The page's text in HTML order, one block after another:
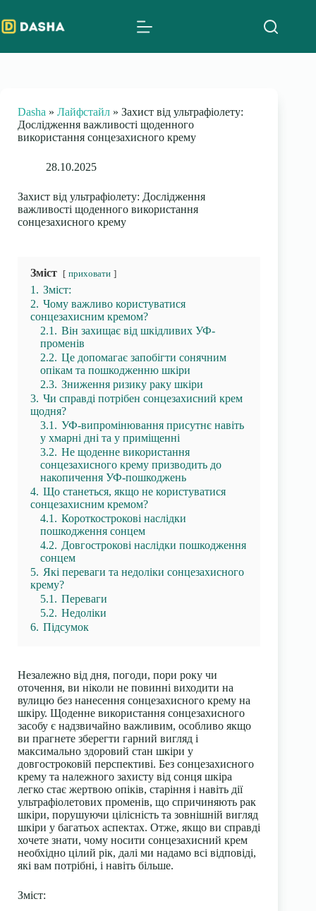
to
content
Dasha » Лайфстайл » Захист від ультрафіолету:
Дослідження важливості щоденного
використання сонцезахисного крему
28.10.2025
Захист від ультрафіолету: Дослідження
важливості щоденного використання
сонцезахисного крему
Зміст приховати
1. Зміст:
2. Чому важливо користуватися
сонцезахисним кремом?
2.1. Він захищає від шкідливих УФ-
променів
2.2. Це допомагає запобігти сонячним
опікам та пошкодженню шкіри
2.3. Зниження ризику раку шкіри
3. Чи справді потрібен сонцезахисний крем
щодня?
3.1. УФ-випромінювання присутнє навіть
у хмарні дні та у приміщенні
3.2. Не щоденне використання
сонцезахисного крему призводить до
накопичення УФ-пошкоджень
4. Що станеться, якщо не користуватися
сонцезахисним кремом?
4.1. Короткострокові наслідки
пошкодження сонцем
4.2. Довгострокові наслідки пошкодження
сонцем
5. Які переваги та недоліки сонцезахисного
крему?
5.1. Переваги
5.2. Недоліки
6. Підсумок
Незалежно від дня, погоди, пори року чи
оточення, ви ніколи не повинні виходити на
вулицю без нанесення сонцезахисного крему на
шкіру. Щоденне використання сонцезахисного
засобу є надзвичайно важливим, особливо якщо
ви прагнете зберегти гарний вигляд і
максимально здоровий стан шкіри у
довгостроковій перспективі. Без сонцезахисного
крему та належного захисту від сонця шкіра
легко стає жертвою опіків, старіння і навіть дії
ультрафіолетових променів, що спричиняють рак
шкіри, порушуючи цілісність та зовнішній вигляд
шкіри у багатьох аспектах. Отже, якщо ви справді
хочете знати, чому носити сонцезахисний крем
необхідно цілий рік, далі ми надамо всі відповіді,
які вам потрібні, і навіть більше.
Зміст: